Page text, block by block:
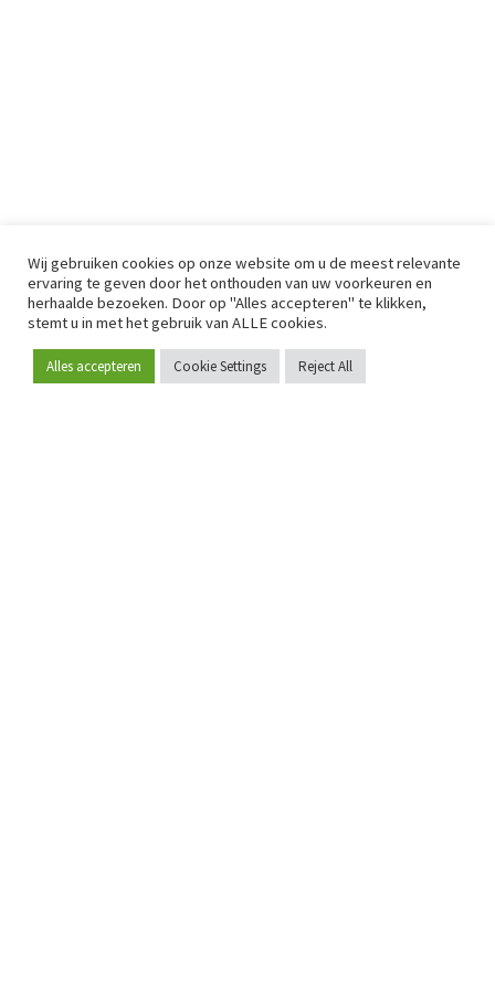
Word lid
Wij gebruiken cookies op onze website om u de meest relevante
ervaring te geven door het onthouden van uw voorkeuren en
herhaalde bezoeken. Door op "Alles accepteren" te klikken,
stemt u in met het gebruik van ALLE cookies.
Alles accepteren Cookie Settings Reject All